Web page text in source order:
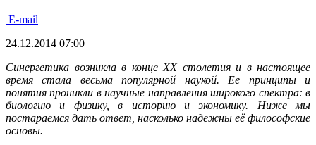
E-mail
24.12.2014 07:00
Синергетика возникла в конце XX столетия и в настоящее
время стала весьма популярной наукой. Ее принципы и
понятия проникли в научные направления широкого спектра: в
биологию и физику, в историю и экономику. Ниже мы
постараемся дать ответ, насколько надежны её философские
основы.